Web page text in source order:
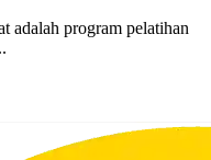
adalah program pelatihan